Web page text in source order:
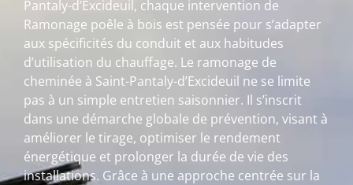
Pantaly-d’Excideuil, chaque intervention de
Ramonage poêle à bois est pensée pour s’adapter
aux spécificités du conduit et aux habitudes
d’utilisation du chauffage. Le ramonage de
cheminée à Saint-Pantaly-d’Excideuil ne se limite
pas à un simple entretien saisonnier. Il s’inscrit
dans une démarche globale de prévention, visant à
améliorer le tirage, optimiser le rendement
énergétique et prolonger la durée de vie des
installations. Grâce à une approche centrée sur la